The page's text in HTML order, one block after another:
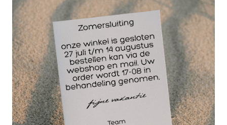
14 dagenretourgarantie
30 jaar
dé paramedisch specialist